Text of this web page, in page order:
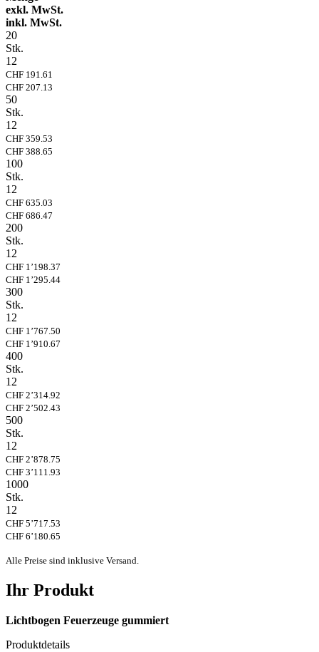
exkl. MwSt.
inkl. MwSt.
20
Stk.
12
CHF 191.61
CHF 207.13
50
Stk.
12
CHF 359.53
CHF 388.65
100
Stk.
12
CHF 635.03
CHF 686.47
200
Stk.
12
CHF 1’198.37
CHF 1’295.44
300
Stk.
12
CHF 1’767.50
CHF 1’910.67
400
Stk.
12
CHF 2’314.92
CHF 2’502.43
500
Stk.
12
CHF 2’878.75
CHF 3’111.93
1000
Stk.
12
CHF 5’717.53
CHF 6’180.65
Alle Preise sind inklusive Versand.
Ihr Produkt
Lichtbogen Feuerzeuge gummiert
Produktdetails